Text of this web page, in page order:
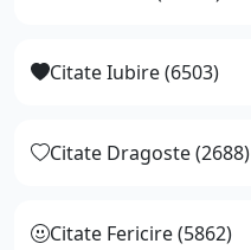
Citate Iubire (6503)
Citate Dragoste (2688)
Citate Fericire (5862)